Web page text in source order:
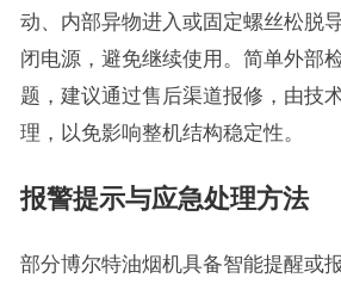
动、内部异物进入或固定螺丝松脱
闭电源，避免继续使用。简单外部
题，建议通过售后渠道报修，由技
理，以免影响整机结构稳定性。
报警提示与应急处理方法
部分博尔特油烟机具备智能提醒或